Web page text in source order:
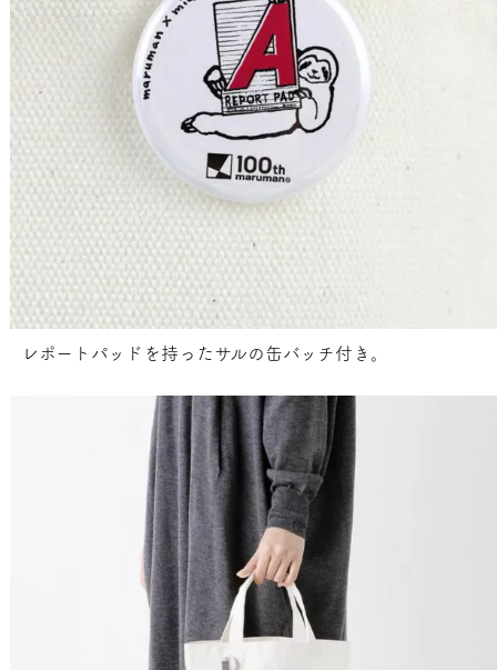
レポートパッドを持ったサルの缶バッチ付き。